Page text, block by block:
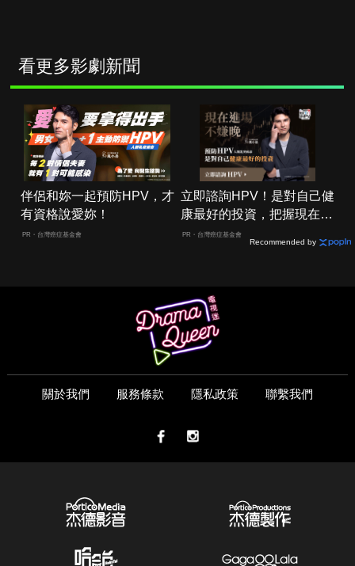
看更多影劇新聞
伴侶和妳一起預防HPV，才
有資格說愛妳！
PR・台灣癌症基金會
立即諮詢HPV！是對自己健
康最好的投資，把握現在不
嫌晚！
PR・台灣癌症基金會
Recommended by
關於我們 服務條款 隱私政策 聯繫我們